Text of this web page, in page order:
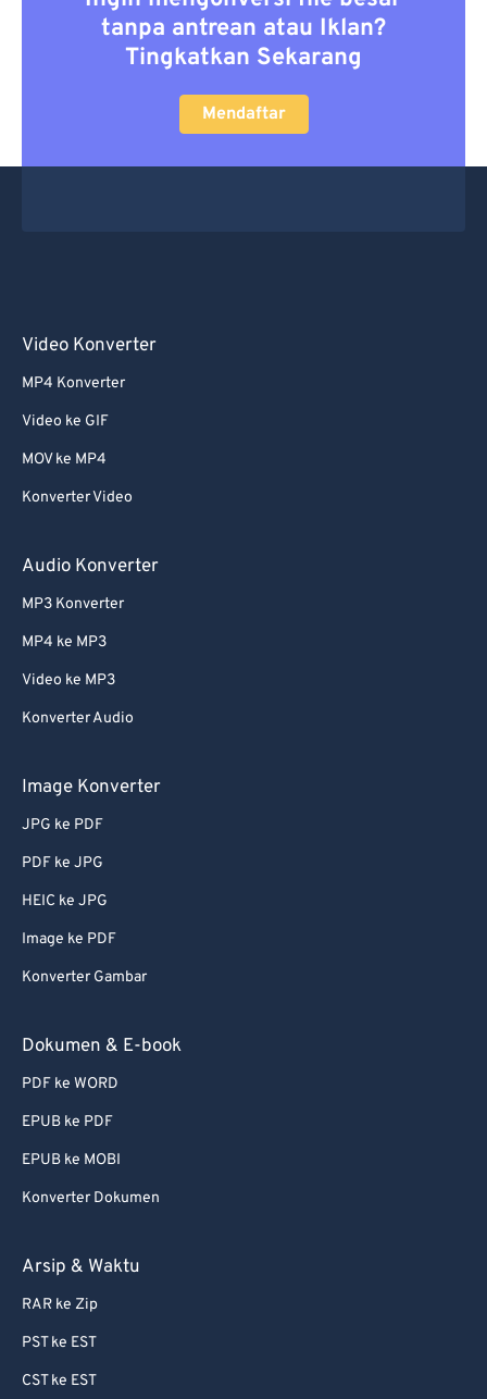
tanpa antrean atau Iklan?
Tingkatkan Sekarang
Mendaftar
Video Konverter
MP4 Konverter
Video ke GIF
MOV ke MP4
Konverter Video
Audio Konverter
MP3 Konverter
MP4 ke MP3
Video ke MP3
Konverter Audio
Image Konverter
JPG ke PDF
PDF ke JPG
HEIC ke JPG
Image ke PDF
Konverter Gambar
Dokumen & E-book
PDF ke WORD
EPUB ke PDF
EPUB ke MOBI
Konverter Dokumen
Arsip & Waktu
RAR ke Zip
PST ke EST
CST ke EST